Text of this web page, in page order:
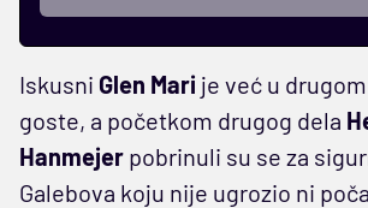
Iskusni Glen Mari je već u
goste, a početkom drugog dela
Hanmejer pobrinuli su se za
Galebova koju nije ugrozio ni